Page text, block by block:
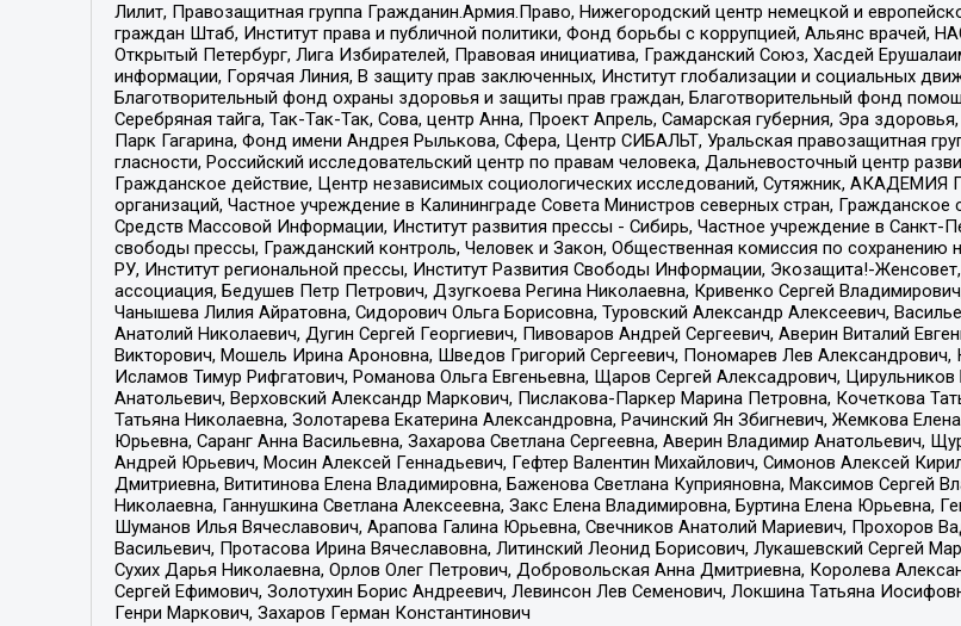
Лилит, Правозащитная группа Гражданин.Армия.Право, Нижегородский центр немецкой и
граждан Штаб, Институт права и публичной политики, Фонд борьбы с коррупцией, Альянс
Открытый Петербург, Лига Избирателей, Правовая инициатива, Гражданский Союз, Хасдей
информации, Горячая Линия, В защиту прав заключенных, Институт глобализации и социальных
Благотворительный фонд охраны здоровья и защиты прав граждан, Благотворительный фонд
Серебряная тайга, Так-Так-Так, Сова, центр Анна, Проект Апрель, Самарская губерния, Эра
Парк Гагарина, Фонд имени Андрея Рылькова, Сфера, Центр СИБАЛЬТ, Уральская правозащитная
гласности, Российский исследовательский центр по правам человека, Дальневосточный центр
Гражданское действие, Центр независимых социологических исследований, Сутяжник,
организаций, Частное учреждение в Калининграде Совета Министров северных стран,
Средств Массовой Информации, Институт развития прессы - Сибирь, Частное учреждение в
свободы прессы, Гражданский контроль, Человек и Закон, Общественная комиссия по
РУ, Институт региональной прессы, Институт Развития Свободы Информации, Экозащита!-
ассоциация, Бедушев Петр Петрович, Дзугкоева Регина Николаевна, Кривенко Сергей
Чанышева Лилия Айратовна, Сидорович Ольга Борисовна, Туровский Александр Алексеевич,
Анатолий Николаевич, Дугин Сергей Георгиевич, Пивоваров Андрей Сергеевич, Аверин Виталий
Викторович, Мошель Ирина Ароновна, Шведов Григорий Сергеевич, Пономарев Лев Александрович,
Исламов Тимур Рифгатович, Романова Ольга Евгеньевна, Щаров Сергей Алексадрович,
Анатольевич, Верховский Александр Маркович, Пислакова-Паркер Марина Петровна, Кочеткова
Татьяна Николаевна, Золотарева Екатерина Александровна, Рачинский Ян Збигневич, Жемкова
Юрьевна, Саранг Анна Васильевна, Захарова Светлана Сергеевна, Аверин Владимир Анатольевич,
Андрей Юрьевич, Мосин Алексей Геннадьевич, Гефтер Валентин Михайлович, Симонов Алексей
Дмитриевна, Вититинова Елена Владимировна, Баженова Светлана Куприяновна, Максимов Сергей
Николаевна, Ганнушкина Светлана Алексеевна, Закс Елена Владимировна, Буртина Елена Юрьевна,
Шуманов Илья Вячеславович, Арапова Галина Юрьевна, Свечников Анатолий Мариевич, Прохоров
Васильевич, Протасова Ирина Вячеславовна, Литинский Леонид Борисович, Лукашевский Сергей
Сухих Дарья Николаевна, Орлов Олег Петрович, Добровольская Анна Дмитриевна, Королева
Сергей Ефимович, Золотухин Борис Андреевич, Левинсон Лев Семенович, Локшина Татьяна
Генри Маркович, Захаров Герман Константинович